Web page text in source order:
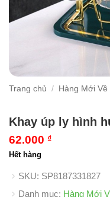
Trang chủ / Hàng Mới Về
Khay úp ly hình
62.000 ₫
Hết hàng
SKU: SP8187331827
Danh mục: Hàng Mới